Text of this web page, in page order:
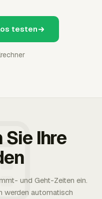
testen
Ihre
und Geht-Zeiten ein.
werden automatisch